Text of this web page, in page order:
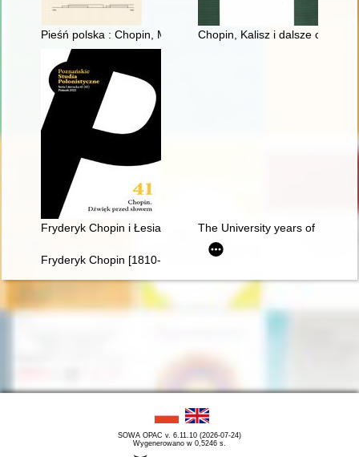
Pieśń polska : Chopin, Moniuszko, Karłowicz, Szymanowski :
Chopin, Kalisz i dalsze okolice
Fryderyk Chopin i Łesia Ukrainka : per meThe University years of
Fryderyk Chopin [1810-1849]
SOWA OPAC v. 6.11.10 (2026-07-24)
Wygenerowano w 0,5246 s.